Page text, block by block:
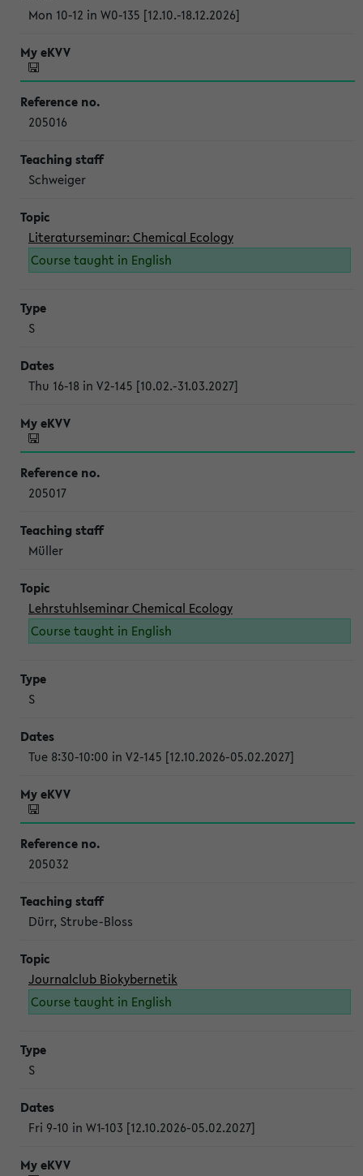
Mon 10-12 in W0-135 [12.10.-18.12.2026]
205016
Schweiger
Literaturseminar: Chemical Ecology
Course taught in English
S
Thu 16-18 in V2-145 [10.02.-31.03.2027]
205017
Müller
Lehrstuhlseminar Chemical Ecology
Course taught in English
S
Tue 8:30-10:00 in V2-145 [12.10.2026-05.02.2027]
205032
Dürr, Strube-Bloss
Journalclub Biokybernetik
Course taught in English
S
Fri 9-10 in W1-103 [12.10.2026-05.02.2027]